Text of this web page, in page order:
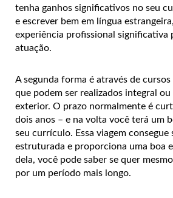
tenha ganhos significativos no seu
e escrever bem em língua
experiência profissional significativa
atuação.
A segunda forma é através de
que podem ser realizados integral
exterior. O prazo normalmente é
dois anos – e na volta você terá um
seu currículo. Essa viagem consegue
estruturada e proporciona uma boa
dela, você pode saber se quer
por um período mais longo.